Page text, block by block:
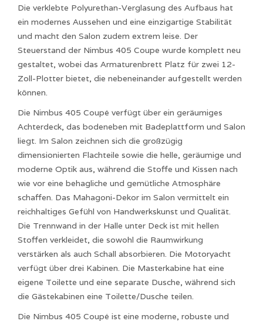
Die verklebte Polyurethan-Verglasung des Aufbaus hat
ein modernes Aussehen und eine einzigartige Stabilität
und macht den Salon zudem extrem leise. Der
Steuerstand der Nimbus 405 Coupe wurde komplett neu
gestaltet, wobei das Armaturenbrett Platz für zwei 12-
Zoll-Plotter bietet, die nebeneinander aufgestellt werden
können.
Die Nimbus 405 Coupé verfügt über ein geräumiges
Achterdeck, das bodeneben mit Badeplattform und Salon
liegt. Im Salon zeichnen sich die großzügig
dimensionierten Flachteile sowie die helle, geräumige und
moderne Optik aus, während die Stoffe und Kissen nach
wie vor eine behagliche und gemütliche Atmosphäre
schaffen. Das Mahagoni-Dekor im Salon vermittelt ein
reichhaltiges Gefühl von Handwerkskunst und Qualität.
Die Trennwand in der Halle unter Deck ist mit hellen
Stoffen verkleidet, die sowohl die Raumwirkung
verstärken als auch Schall absorbieren. Die Motoryacht
verfügt über drei Kabinen. Die Masterkabine hat eine
eigene Toilette und eine separate Dusche, während sich
die Gästekabinen eine Toilette/Dusche teilen.
Die Nimbus 405 Coupé ist eine moderne, robuste und